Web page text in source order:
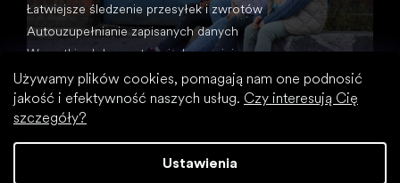
Używamy plików cookies, pomagają nam one podnosić
jakość i efektywność naszych usług. Czy interesują Cię
szczegóły?
Ustawienia
Łatwiejsze śledzenie przesyłek i zwrotów
Autouzupełnianie zapisanych danych
Wszystkie dokumenty w jednym miejscu
Opracował Shoptet